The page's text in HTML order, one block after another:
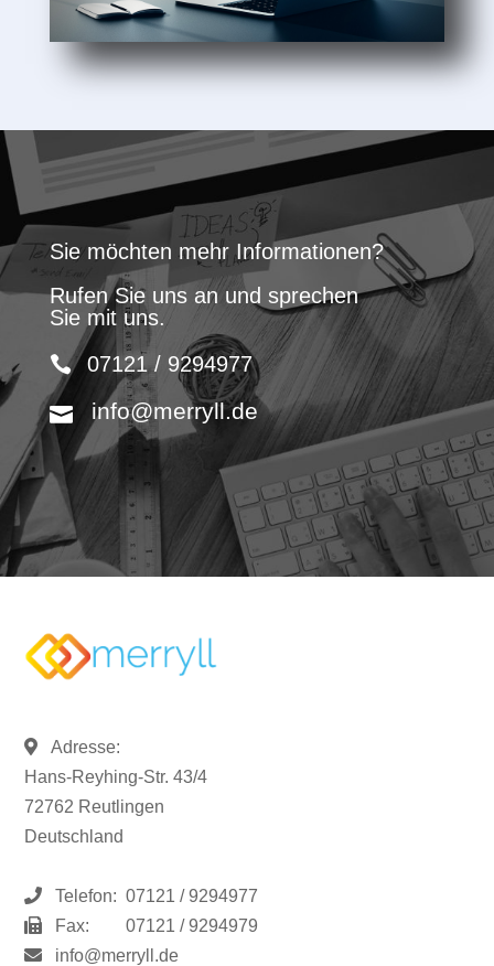
Sie möchten mehr Informationen?
Rufen Sie uns an und sprechen
Sie mit uns.
07121 / 9294977
info@merryll.de
Adresse:
Hans-Reyhing-Str. 43/4
72762 Reutlingen
Deutschland
Telefon: 07121 / 9294977
Fax:
07121 / 9294979
info@merryll.de